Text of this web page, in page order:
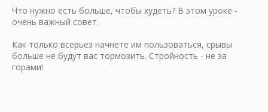
Что нужно есть больше, чтобы худеть? В этом уроке -
очень важный совет.
Как только всерьез начнете им пользоваться, срывы
больше не будут вас тормозить. Стройность - не за
горами!